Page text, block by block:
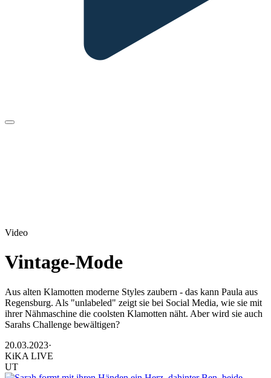
Video
Vintage-Mode
Aus alten Klamotten moderne Styles zaubern - das kann Paula aus
Regensburg. Als "unlabeled" zeigt sie bei Social Media, wie sie mit
ihrer Nähmaschine die coolsten Klamotten näht. Aber wird sie auch
Sarahs Challenge bewältigen?
20.03.2023·
KiKA LIVE
UT